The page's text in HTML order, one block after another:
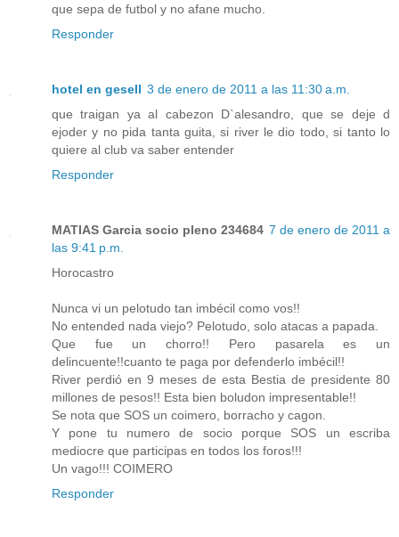
que sepa de futbol y no afane mucho.
Responder
hotel en gesell 3 de enero de 2011 a las 11:30 a.m.
que traigan ya al cabezon D`alesandro, que se deje d
ejoder y no pida tanta guita, si river le dio todo, si tanto lo
quiere al club va saber entender
Responder
MATIAS Garcia socio pleno 234684 7 de enero de 2011 a
las 9:41 p.m.
Horocastro
Nunca vi un pelotudo tan imbécil como vos!!
No entended nada viejo? Pelotudo, solo atacas a papada.
Que fue un chorro!! Pero pasarela es un
delincuente!!cuanto te paga por defenderlo imbécil!!
River perdió en 9 meses de esta Bestia de presidente 80
millones de pesos!! Esta bien boludon impresentable!!
Se nota que SOS un coimero, borracho y cagon.
Y pone tu numero de socio porque SOS un escriba
mediocre que participas en todos los foros!!!
Un vago!!! COIMERO
Responder